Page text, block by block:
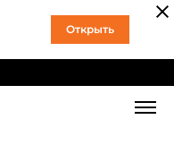
Открыть